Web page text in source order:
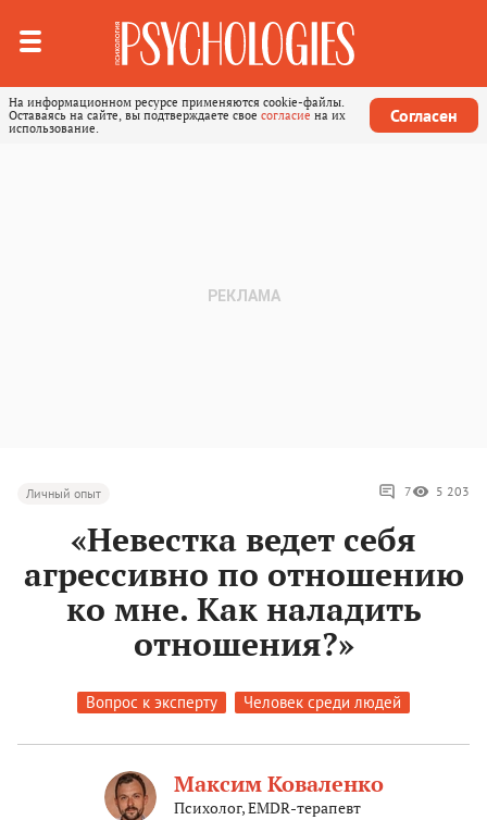
На информационном ресурсе применяются cookie-файлы.
Оставаясь на сайте, вы подтверждаете свое согласие на их
использование.
Согласен
Личный опыт 7 5 203
«Невестка ведет себя
агрессивно по отношению
ко мне. Как наладить
отношения?»
Вопрос к эксперту Человек среди людей
Максим Коваленко
Психолог, EMDR-терапевт